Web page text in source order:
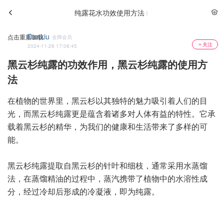
纯露花水功效使用方法
点击重新加载
Dankiu 金牌会员
2024-11-28 17:08:45
关注
黑云杉纯露的功效作用，黑云杉纯露的使用方
法
在植物的世界里，黑云杉以其独特的魅力吸引着人们的目
光，而黑云杉纯露更是蕴含着诸多对人体有益的特性。它承
载着黑云杉的精华，为我们的健康和生活带来了多样的可
能。
黑云杉纯露提取自黑云杉的针叶和细枝，通常采用水蒸馏
法，在蒸馏精油的过程中，蒸汽携带了植物中的水溶性成
分，经过冷却后形成的冷凝液，即为纯露。